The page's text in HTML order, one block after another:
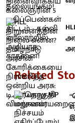
Related